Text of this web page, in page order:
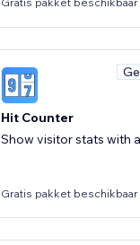
Hit Counter
Show visitor stats with
Gratis pakket beschikbaar